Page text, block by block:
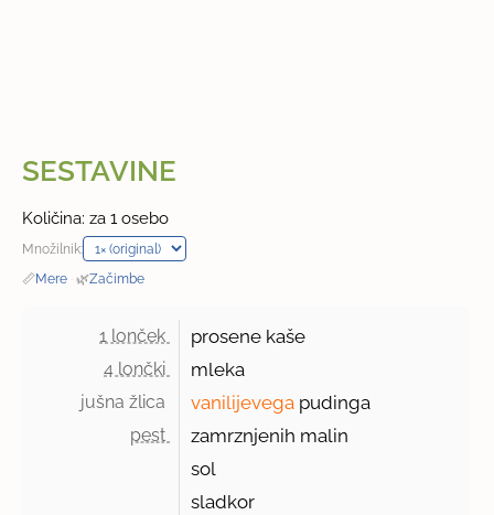
SESTAVINE
Količina: za 1 osebo
Množilnik:
📏Mere · 🌿Začimbe
1 lonček prosene kaše
4 lončki mleka
jušna žlica vanilijevega pudinga
pest
zamrznjenih malin
sol
sladkor